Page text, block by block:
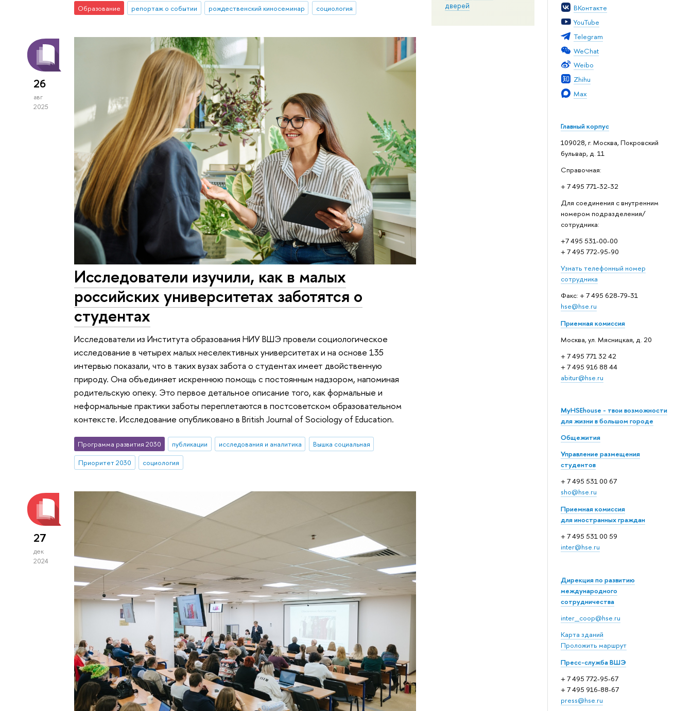
ВКонтакте
YouTube
Telegram
WeChat
Weibo
Zhihu
Max
Главный корпус
109028, г. Москва, Покровский
бульвар, д. 11
Справочная:
+ 7 495 771-32-32
Для соединения с внутренним
номером подразделения/
сотрудника:
+7 495 531-00-00
+ 7 495 772-95-90
Узнать телефонный номер
сотрудника
Факс: + 7 495 628-79-31
hse@hse.ru
Приемная комиссия
Москва, ул. Мясницкая, д. 20
+ 7 495 771 32 42
+ 7 495 916 88 44
abitur@hse.ru
MyHSEhouse - твои возможности
для жизни в большом городе
Общежития
Управление размещения
студентов
+ 7 495 531 00 67
sho@hse.ru
Приемная комиссия
для иностранных граждан
+ 7 495 531 00 59
inter@hse.ru
Дирекция по развитию
международного
сотрудничества
inter_coop@hse.ru
Карта зданий
Проложить маршрут
Пресс-служба ВШЭ
+ 7 495 772-95-67
+ 7 495 916-88-67
press@hse.ru
дверей
Образование репортаж о событии рождественский киносеминар социология
26
авг
2025
Исследователи изучили, как в малых
российских университетах заботятся о
студентах
Исследователи из Института образования НИУ ВШЭ провели социологическое
исследование в четырех малых неселективных университетах и на основе 135
интервью показали, что в таких вузах забота о студентах имеет двойственную
природу. Она объединяет искреннюю помощь с постоянным надзором, напоминая
родительскую опеку. Это первое детальное описание того, как формальные и
неформальные практики заботы переплетаются в постсоветском образовательном
контексте. Исследование опубликовано в British Journal of Sociology of Education.
Программа развития 2030 публикации исследования и аналитика
Вышка социальная
Приоритет 2030
социология
27
дек
2024